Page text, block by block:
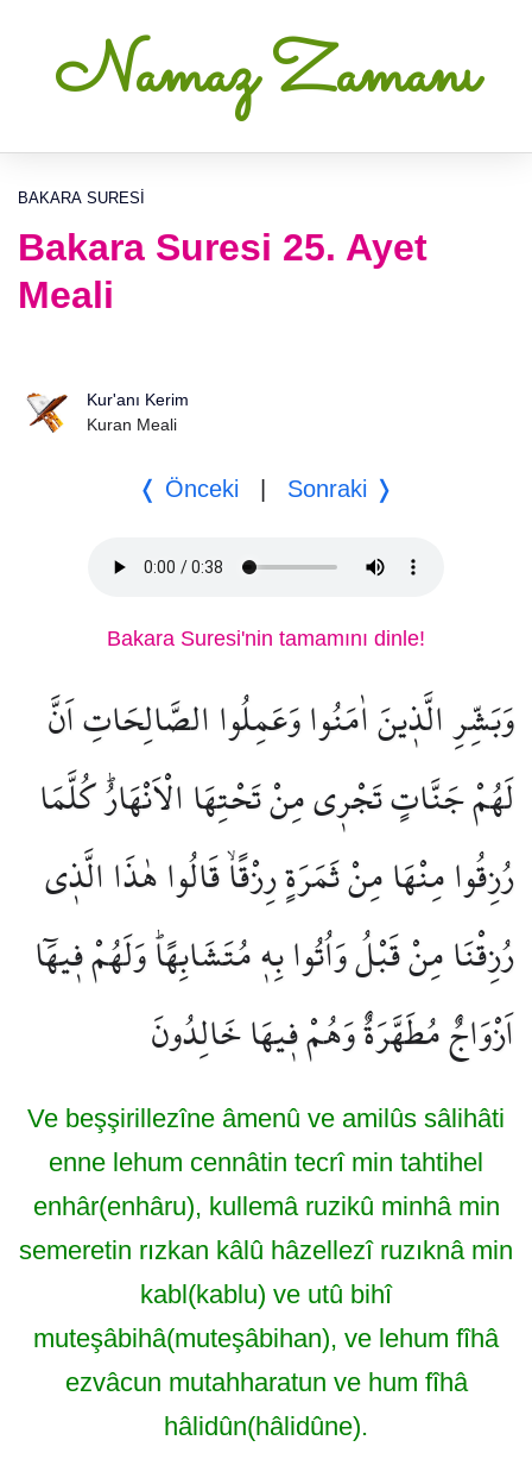
Namaz Zamanı
BAKARA SURESI
Bakara Suresi 25. Ayet
Meali
Kur'anı Kerim
Kuran Meali
❬ Önceki Sonraki ❭
Bakara Suresi'nin tamamını dinle!
وَبَشِّرِ الَّذ۪ينَ اٰمَنُوا وَعَمِلُوا الصَّالِحَاتِ اَنَّ
لَهُمْ جَنَّاتٍ تَجْر۪ي مِنْ تَحْتِهَا الْاَنْهَارُۜ كُلَّمَا
رُزِقُوا مِنْهَا مِنْ ثَمَرَةٍ رِزْقًاۙ قَالُوا هٰذَا الَّذ۪ي
رُزِقْنَا مِنْ قَبْلُ وَاُتُوا بِه۪ مُتَشَابِهًاۜ وَلَهُمْ ف۪يهَٓا
اَزْوَاجٌ مُطَهَّرَةٌ وَهُمْ ف۪يهَا خَالِدُونَ
Ve beşşirillezîne âmenû ve amilûs sâlihâti
enne lehum cennâtin tecrî min tahtihel
enhâr(enhâru), kullemâ ruzikû minhâ min
semeretin rızkan kâlû hâzellezî ruzıknâ min
kabl(kablu) ve utû bihî
muteşâbihâ(muteşâbihan), ve lehum fîhâ
ezvâcun mutahharatun ve hum fîhâ
hâlidûn(hâlidûne).